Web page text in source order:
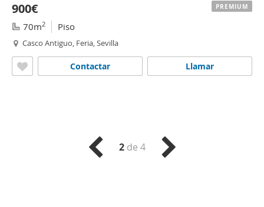
900€
70m2 Piso
Casco Antiguo, Feria, Sevilla
Llamar
Contactar
PREMIUM
2de 4